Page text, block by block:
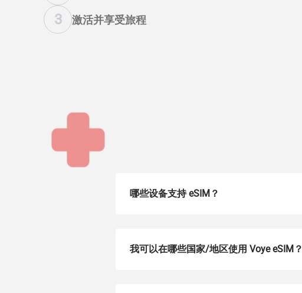
3 激活并享受旅程
哪些设备支持 eSIM？
我可以在哪些国家/地区使用 Voye eSIM？